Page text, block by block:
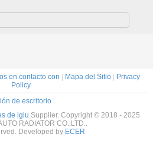
en contacto con Mapa del Sitio
Privacy
Policy
de escritorio
de iglu Supplier. Copyright © 2018 - 2025
RADIATOR CO.,LTD..
Developed by ECER